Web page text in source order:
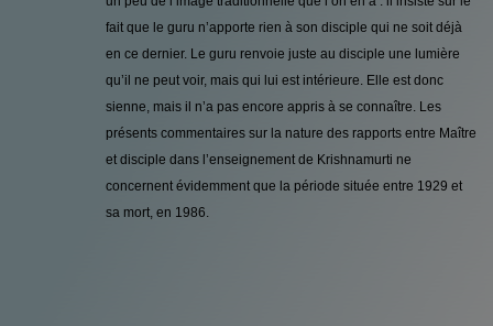
fait que le guru n’apporte rien à son disciple qui ne soit déjà
en ce dernier. Le guru renvoie juste au disciple une lumière
qu’il ne peut voir, mais qui lui est intérieure. Elle est donc
sienne, mais il n’a pas encore appris à se connaître. Les
présents commentaires sur la nature des rapports entre Maître
et disciple dans l’enseignement de Krishnamurti ne
concernent évidemment que la période située entre 1929 et
sa mort, en 1986.